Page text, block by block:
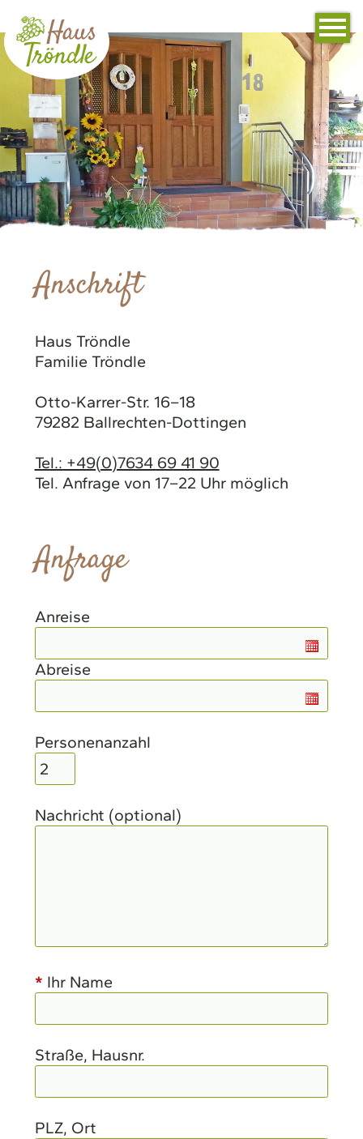
Anschrift
Haus Tröndle
Familie Tröndle
Otto-Karrer-Str. 16–18
79282 Ballrechten-Dottingen
Tel.: +49(0)7634 69 41 90
Tel. Anfrage von 17–22 Uhr möglich
Anfrage
Anreise
Abreise
Personenanzahl
Nachricht (optional)
* Ihr Name
Straße, Hausnr.
PLZ, Ort